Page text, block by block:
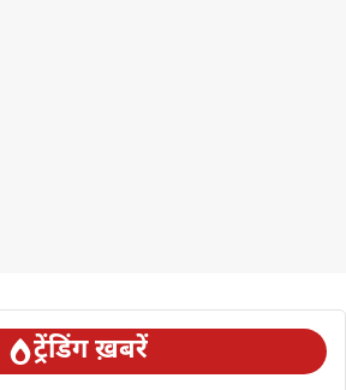
ट्रेंडिंग ख़बरें